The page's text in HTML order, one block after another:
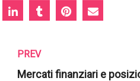
PREV